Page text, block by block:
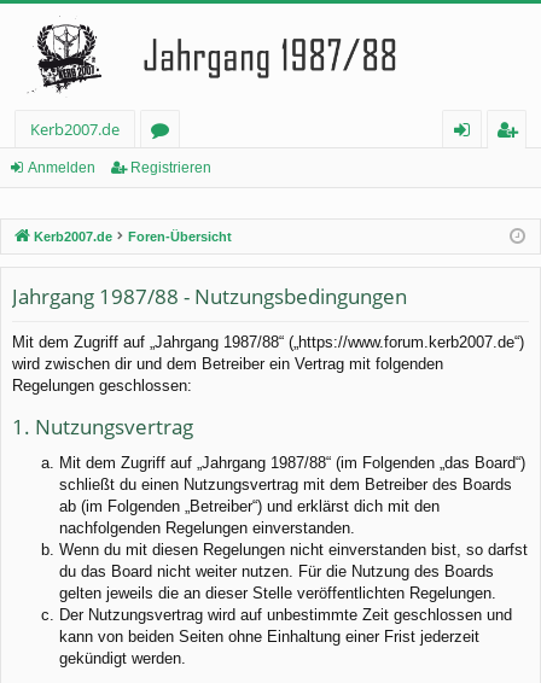
Kerb2007.de
or
rie
Anmelden Registrieren
Kerb2007.de Foren-Übersicht
Jahrgang 1987/88 - Nutzungsbedingungen
Mit dem Zugriff auf „Jahrgang 1987/88“ („https://www.forum.kerb2007.de“)
wird zwischen dir und dem Betreiber ein Vertrag mit folgenden
Regelungen geschlossen:
1. Nutzungsvertrag
Mit dem Zugriff auf „Jahrgang 1987/88“ (im Folgenden „das Board“)
schließt du einen Nutzungsvertrag mit dem Betreiber des Boards
ab (im Folgenden „Betreiber“) und erklärst dich mit den
nachfolgenden Regelungen einverstanden.
Wenn du mit diesen Regelungen nicht einverstanden bist, so darfst
du das Board nicht weiter nutzen. Für die Nutzung des Boards
gelten jeweils die an dieser Stelle veröffentlichten Regelungen.
Der Nutzungsvertrag wird auf unbestimmte Zeit geschlossen und
kann von beiden Seiten ohne Einhaltung einer Frist jederzeit
gekündigt werden.